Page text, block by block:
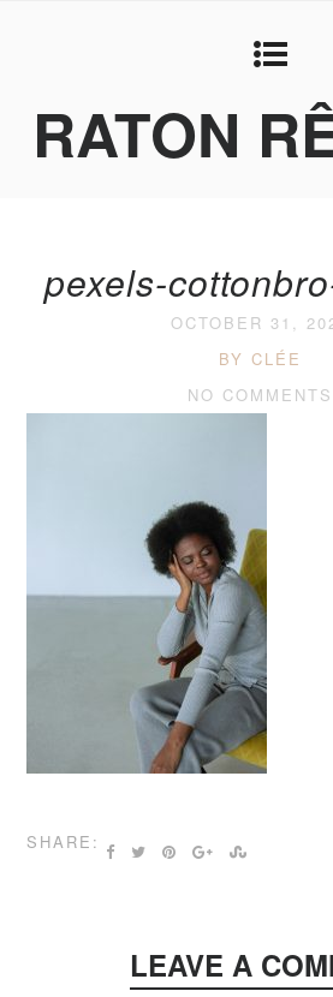
RATON
pexels-
OCTOBER 31,
BY CLÉE
NO COMMENTS
SHARE:
LEAVE A